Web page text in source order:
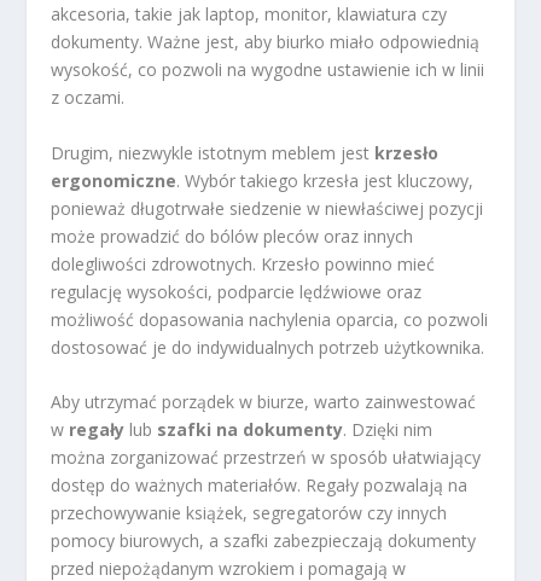
akcesoria, takie jak laptop, monitor, klawiatura czy
dokumenty. Ważne jest, aby biurko miało odpowiednią
wysokość, co pozwoli na wygodne ustawienie ich w linii
z oczami.
Drugim, niezwykle istotnym meblem jest krzesło
ergonomiczne. Wybór takiego krzesła jest kluczowy,
ponieważ długotrwałe siedzenie w niewłaściwej pozycji
może prowadzić do bólów pleców oraz innych
dolegliwości zdrowotnych. Krzesło powinno mieć
regulację wysokości, podparcie lędźwiowe oraz
możliwość dopasowania nachylenia oparcia, co pozwoli
dostosować je do indywidualnych potrzeb użytkownika.
Aby utrzymać porządek w biurze, warto zainwestować
w regały lub szafki na dokumenty. Dzięki nim
można zorganizować przestrzeń w sposób ułatwiający
dostęp do ważnych materiałów. Regały pozwalają na
przechowywanie książek, segregatorów czy innych
pomocy biurowych, a szafki zabezpieczają dokumenty
przed niepożądanym wzrokiem i pomagają w